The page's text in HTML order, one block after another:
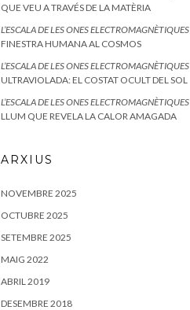
QUE VEU A TRAVÉS DE LA MATÈRIA
L’ESCALA DE LES ONES ELECTROMAGNÈTIQUES
FINESTRA HUMANA AL COSMOS
L’ESCALA DE LES ONES ELECTROMAGNÈTIQUES
ULTRAVIOLADA: EL COSTAT OCULT DEL SOL
L’ESCALA DE LES ONES ELECTROMAGNÈTIQUES
LLUM QUE REVELA LA CALOR AMAGADA
ARXIUS
NOVEMBRE 2025
OCTUBRE 2025
SETEMBRE 2025
MAIG 2022
ABRIL 2019
DESEMBRE 2018